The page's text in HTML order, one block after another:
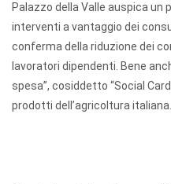
Palazzo della Valle auspica un
interventi a vantaggio dei
conferma della riduzione dei
lavoratori dipendenti. Bene
spesa”, cosiddetto “Social
prodotti dell’agricoltura italiana.